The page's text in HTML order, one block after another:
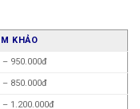
– 4.000.000đ
– 1.000.000đ
– 600.000đ
KHẢO
– 950.000đ
– 850.000đ
– 1.200.000đ